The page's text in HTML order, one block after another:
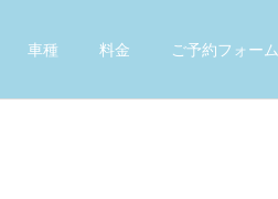
車種 料金 ご予約フォーム